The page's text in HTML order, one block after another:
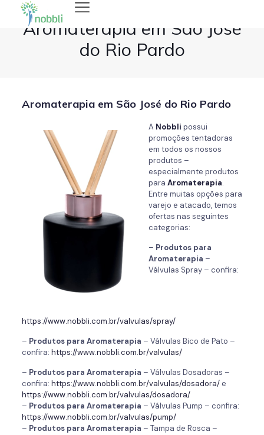
Aromaterapia em São José
do Rio Pardo
Aromaterapia em São José do Rio Pardo
A Nobbli possui
promoções tentadoras
em todos os nossos
produtos –
especialmente produtos
para Aromaterapia.
Entre muitas opções para
varejo e atacado, temos
ofertas nas seguintes
categorias:
– Produtos para
Aromaterapia –
Válvulas Spray – confira:
https://www.nobbli.com.br/valvulas/spray/
– Produtos para Aromaterapia – Válvulas Bico de Pato –
confira: https://www.nobbli.com.br/valvulas/
– Produtos para Aromaterapia – Válvulas Dosadoras –
confira: https://www.nobbli.com.br/valvulas/dosadora/e
https://www.nobbli.com.br/valvulas/dosadora/
– Produtos para Aromaterapia – Válvulas Pump – confira:
https://www.nobbli.com.br/valvulas/pump/
– Produtos para Aromaterapia – Tampa de Rosca –